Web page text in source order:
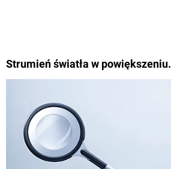
Strumień światła w powiększeniu.